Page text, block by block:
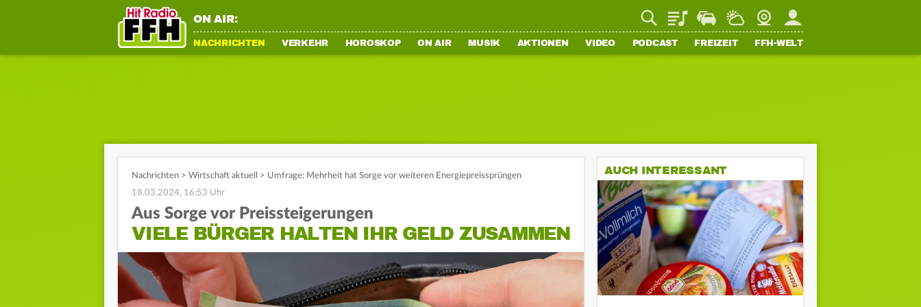
ON AIR: PlaylistStaupilotWetterWebcamMein FFH
NACHRICHTEN VERKEHR HOROSKOP ON AIR MUSIK AKTIONEN VIDEO PODCAST FREIZEIT FFH-WELT
Nachrichten > Wirtschaft aktuell > Umfrage: Mehrheit hat Sorge vor weiteren Energiepreissprüngen
18.03.2024, 16:53 Uhr
Aus Sorge vor Preissteigerungen
VIELE BÜRGER HALTEN IHR GELD ZUSAMMEN
AUCH INTERESSANT